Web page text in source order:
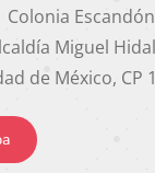
Colonia Escandón
Miguel
de México, CP